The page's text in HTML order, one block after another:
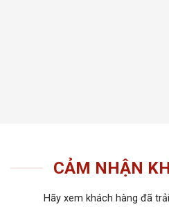
CẢM NHẬN
Hãy xem khách hàng đã